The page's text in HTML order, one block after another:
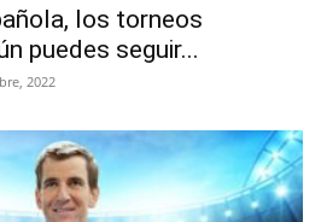
los torneos
puedes seguir...
2022